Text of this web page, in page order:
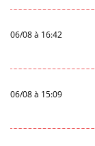
06/08 à 16:42
06/08 à 15:09